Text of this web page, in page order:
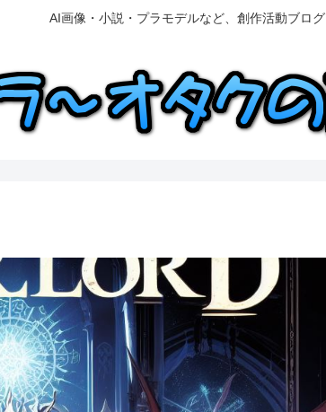
AI画像・小説・プラモデルなど、創作活動ブログ